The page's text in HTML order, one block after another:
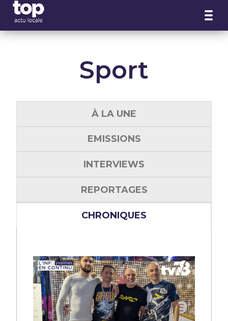
Sport
À LA UNE
EMISSIONS
INTERVIEWS
REPORTAGES
CHRONIQUES
Panneau de gestion des cookies